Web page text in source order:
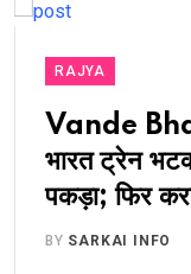
RAJYA
Vande
भारत ट्रेन
पकड़ा; फिर
BY SARKAI INFO